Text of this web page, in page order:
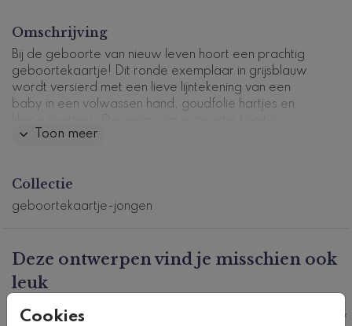
Cookies
Omschrijving
Bij de geboorte van nieuw leven hoort een prachtig
geboortekaartje! Dit ronde exemplaar in grijsblauw
wordt versierd met een lieve lijntekening van een
baby in een volwassen hand, goudfolie hartjes en
glimmend gouden letters voorop. Op de achterzijde is
Dit product maakt deel uit van
deze stijl.
Toon meer
Collectie
geboortekaartje-jongen
Deze ontwerpen vind je misschien ook
leuk